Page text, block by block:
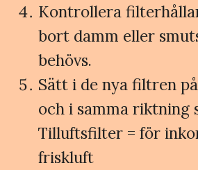
Kontrollera
bort damm eller
behövs.
Sätt i de nya filtren
och i samma riktning
Tilluftsfilter = för
friskluft